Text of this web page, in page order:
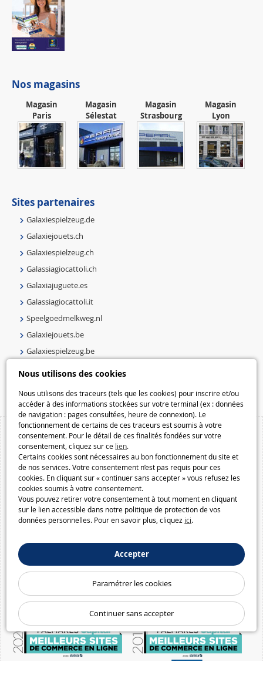
Nous utilisons des cookies
Nous utilisons des traceurs (tels que les cookies) pour inscrire et/ou
accéder à des informations stockées sur votre terminal (ex : données
de navigation : pages consultées, heure de connexion). Le
fonctionnement de certains de ces traceurs est soumis à votre
consentement. Pour le détail de ces finalités fondées sur votre
consentement, cliquez sur ce lien.
Certains cookies sont nécessaires au bon fonctionnement du site et
de nos services. Votre consentement n’est pas requis pour ces
cookies. En cliquant sur « continuer sans accepter » vous refusez les
cookies soumis à votre consentement.
Vous pouvez retirer votre consentement à tout moment en cliquant
sur le lien accessible dans notre politique de protection de vos
données personnelles. Pour en savoir plus, cliquez ici.
Accepter
Paramétrer les cookies
Continuer sans accepter
Nos magasins
Magasin
Paris
Magasin
Sélestat
Magasin
Strasbourg
Magasin
Lyon
Sites partenaires
Galaxiespielzeug.de
Galaxiejouets.ch
Galaxiespielzeug.ch
Galassiagiocattoli.ch
Galaxiajuguete.es
Galassiagiocattoli.it
Speelgoedmelkweg.nl
Galaxiejouets.be
Galaxiespielzeug.be